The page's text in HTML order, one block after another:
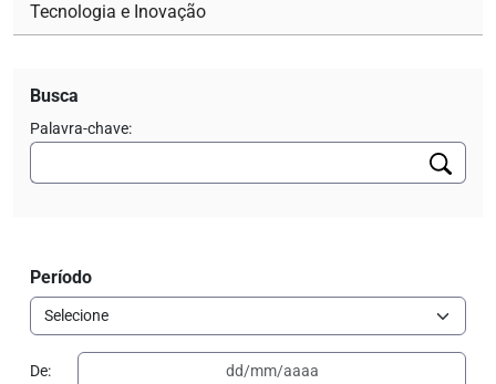
Tecnologia e Inovação
Busca
Palavra-chave:
Período
De: